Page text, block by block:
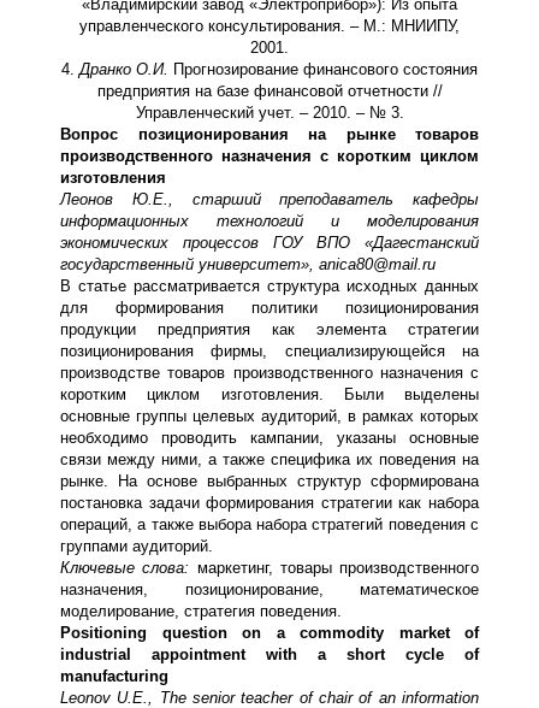
«Владимирский завод «Электроприбор»): Из опыта
управленческого консультирования. – М.: МНИИПУ,
2001.
4. Дранко О.И. Прогнозирование финансового состояния
предприятия на базе финансовой отчетности //
Управленческий учет. – 2010. – № 3.
Вопрос позиционирования на рынке товаров
производственного назначения с коротким циклом
изготовления
Леонов Ю.Е., старший преподаватель кафедры
информационных технологий и моделирования
экономических процессов ГОУ ВПО «Дагестанский
государственный университет», anica80@mail ru
В статье рассматривается структура исходных данных
для формирования политики позиционирования
продукции предприятия как элемента стратегии
позиционирования фирмы, специализирующейся на
производстве товаров производственного назначения с
коротким циклом изготовления. Были выделены
основные группы целевых аудиторий, в рамках которых
необходимо проводить кампании, указаны основные
связи между ними, а также специфика их поведения на
рынке. На основе выбранных структур сформирована
постановка задачи формирования стратегии как набора
операций, а также выбора набора стратегий поведения с
группами аудиторий.
Ключевые слова: маркетинг, товары производственного
назначения, позиционирование, математическое
моделирование, стратегия поведения.
Positioning question on a commodity market of
industrial appointment with a short cycle of
manufacturing
Leonov U.E., The senior teacher of chair of an information